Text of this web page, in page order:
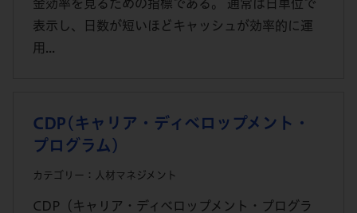
金効率を見るための指標である。 通常は日単位で
表示し、日数が短いほどキャッシュが効率的に運
用...
CDP(キャリア・ディベロップメント・
プログラム)
カテゴリー：人材マネジメント
CDP（キャリア・ディベロップメント・プログラ